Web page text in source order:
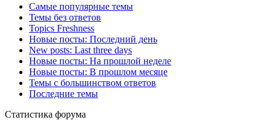
Самые популярные темы
Темы без ответов
Topics Freshness
Новые посты: Последний день
New posts: Last three days
Новые посты: На прошлой неделе
Новые посты: В прошлом месяце
Темы с большинством ответов
Последние темы
Статистика форума